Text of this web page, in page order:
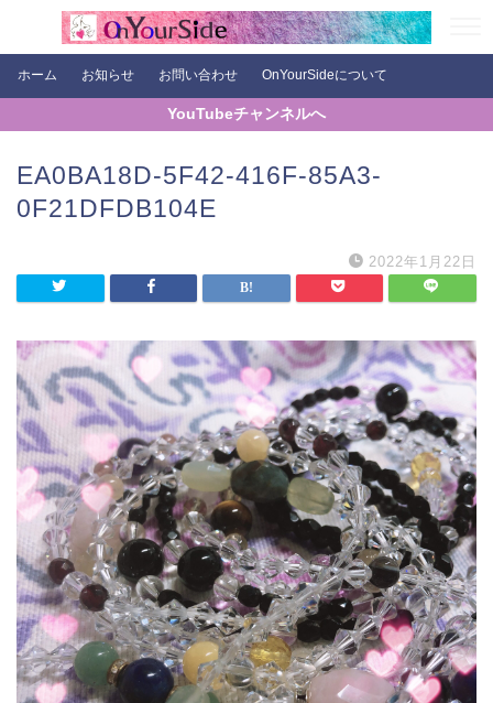
ホーム お知らせ お問い合わせ OnYourSideについて
YouTubeチャンネルへ
EA0BA18D-5F42-416F-85A3-
0F21DFDB104E
2022年1月22日